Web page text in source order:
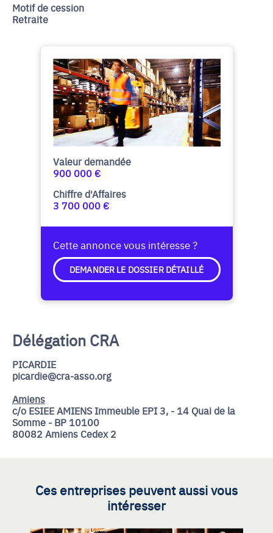
Motif de cession
Retraite
Valeur demandée
900 000 €
Chiffre d'Affaires
3 700 000 €
Cette annonce vous intéresse ?
DEMANDER LE DOSSIER DÉTAILLÉ
Délégation CRA
PICARDIE
picardie@cra-asso.org
Amiens
c/o ESIEE AMIENS Immeuble EPI 3, - 14 Quai de la
Somme - BP 10100
80082 Amiens Cedex 2
Ces entreprises peuvent aussi vous
intéresser